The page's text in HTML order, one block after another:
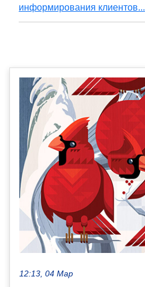
информирования клиентов...
12:13, 04 Мар